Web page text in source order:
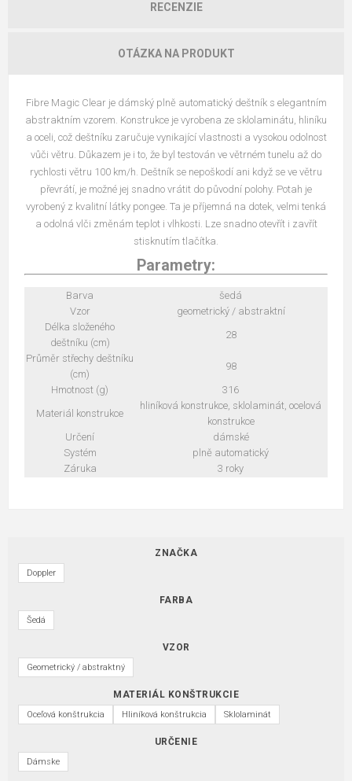
RECENZIE
OTÁZKA NA PRODUKT
Fibre Magic Clear je dámský plně automatický deštník s elegantním
abstraktním vzorem. Konstrukce je vyrobena ze sklolaminátu, hliníku
a oceli, což deštníku zaručuje vynikající vlastnosti a vysokou odolnost
vůči větru. Důkazem je i to, že byl testován ve větrném tunelu až do
rychlosti větru 100 km/h. Deštník se nepoškodí ani když se ve větru
převrátí, je možné jej snadno vrátit do původní polohy. Potah je
vyrobený z kvalitní látky pongee. Ta je příjemná na dotek, velmi tenká
a odolná vlči změnám teplot i vlhkosti. Lze snadno otevřít i zavřít
stisknutím tlačítka.
Parametry:
Barva
šedá
Vzor
geometrický / abstraktní
Délka složeného
deštníku (cm)
28
Průměr střechy deštníku
(cm)
98
Hmotnost (g)
316
Materiál konstrukce
hliníková konstrukce, sklolaminát, ocelová
konstrukce
Určení
dámské
Systém
plně automatický
Záruka
3 roky
ZNAČKA
Doppler
FARBA
Šedá
VZOR
Geometrický / abstraktný
MATERIÁL KONŠTRUKCIE
Oceľová konštrukcia Hliníková konštrukcia Sklolaminát
URČENIE
Dámske